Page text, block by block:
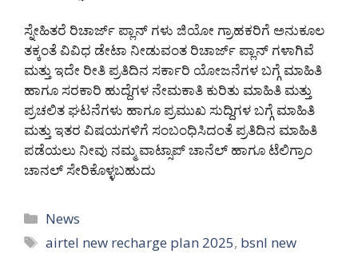
ಸ್ನೇಹಿತರೆ ರಿಚಾರ್ಜ್ ಪ್ಲಾನ್ ಗಳು ಜಿಯೋ ಗ್ರಾಹಕರಿಗೆ ಅನುಕೂಲ
ತಕ್ಕಂತೆ ವಿವಿಧ ಡೇಟಾ ನೀಡುವಂತ ರಿಚಾರ್ಜ್ ಪ್ಲಾನ್ ಗಳಾಗಿವೆ
ಮತ್ತು ಇದೇ ರೀತಿ ಪ್ರತಿದಿನ ಸರ್ಕಾರಿ ಯೋಜನೆಗಳ ಬಗ್ಗೆ ಮಾಹಿತಿ
ಹಾಗೂ ಸರಕಾರಿ ಹುದ್ದೆಗಳ ನೇಮಕಾತಿ ಕುರಿತು ಮಾಹಿತಿ ಮತ್ತು
ಪ್ರಚಲಿತ ಘಟನೆಗಳು ಹಾಗೂ ಪ್ರಮುಖ ಸುದ್ದಿಗಳ ಬಗ್ಗೆ ಮಾಹಿತಿ
ಮತ್ತು ಇತರ ವಿಷಯಗಳಿಗೆ ಸಂಬಂಧಿಸಿದಂತೆ ಪ್ರತಿದಿನ ಮಾಹಿತಿ
ಪಡೆಯಲು ನೀವು ನಮ್ಮ ವಾಟ್ಸಾಪ್ ಚಾನೆಲ್ ಹಾಗೂ ಟೆಲಿಗ್ರಾಂ
ಚಾನಲ್ ಸೇರಿಕೊಳ್ಳಬಹುದು
Categories
News
Tags
airtel new recharge plan 2025, bsnl new